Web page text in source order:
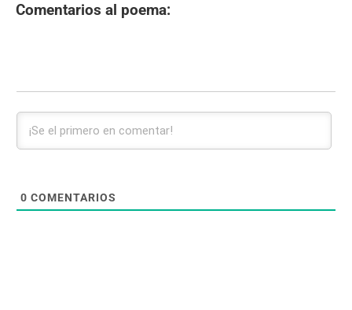
Comentarios al poema:
0 COMENTARIOS